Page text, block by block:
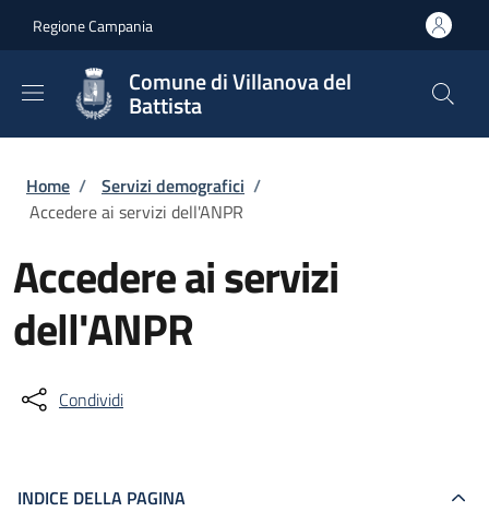
Regione Campania
Comune di Villanova del
Battista
Briciole di pane
Home / Servizi demografici /
Accedere ai servizi dell'ANPR
Accedere ai servizi
dell'ANPR
Condividi
INDICE DELLA PAGINA